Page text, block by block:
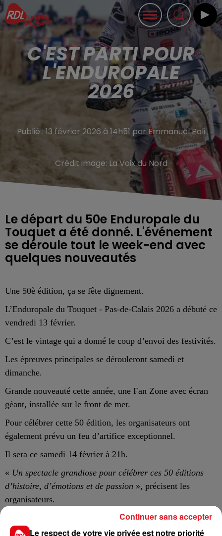
C'EST PARTI POUR
L'ENDUROPALE
2026
Publié : 13 février 2026 à 14h51 par Emmanuel Poli
Crédit image: La Voix du Nord
Le départ du 50e Enduropale du
Touquet a été donné. L'événement
se déroule tout le week-end avec
quelques nouveautés
Une 50è édition, ça se fête dignement.
L’Enduropale du Touquet - Pas-de-Calais 2026 a débuté ce
vendredi 13 février.
C’est le vintage qui a donné le coup d’envoi des festivités.
Les épreuves principales se dérouleront samedi et
dimanche.
Grande nouveauté cette année, une Fan Zone avec écran
géant, installée sur le front de mer.
Pour célébrer cette 50 édition, les organisateurs ont
également prévu un feu d’artifice exceptionnel.
Il sera ce samedi 14 février à 21h.
« Un spectacle grandiose pour célébrer ces 50 éditions
d’histoire, d’émotions et de passion », précisent les
organisateurs.
Le respect de votre vie privée est notre priorité
Continuer sans accepter